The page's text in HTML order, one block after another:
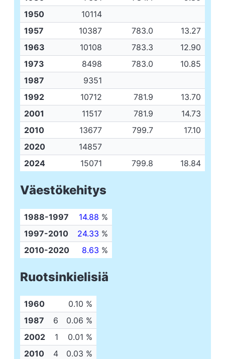
1950
10114
1957
10387 783.0
13.27
1963
10108 783.3
12.90
1973
8498 783.0
10.85
1987
9351
1992
10712 781.9
13.70
2001
11517 781.9
14.73
2010
13677 799.7
17.10
2020
14857
2024
15071 799.8 18.84
Väestökehitys
1988-1997 14.88 %
1997-2010
24.33 %
2010-2020
8.63 %
Ruotsinkielisiä
1960
0.10 %
1987
6
0.06 %
2002
1
0.01 %
2010
4 0.03 %